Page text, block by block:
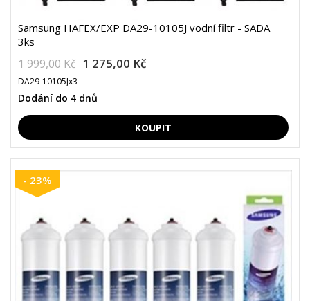
Samsung HAFEX/EXP DA29-10105J vodní filtr - SADA
3ks
1 999,00 Kč 1 275,00 Kč
DA29-10105Jx3
Dodání do 4 dnů
- 23%